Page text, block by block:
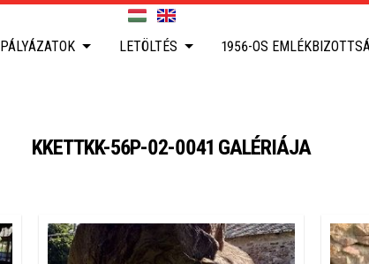
PÁLYÁZATOK LETÖLTÉS 1956-OS
KKETTKK-56P-02-0041 GALÉRIÁJA